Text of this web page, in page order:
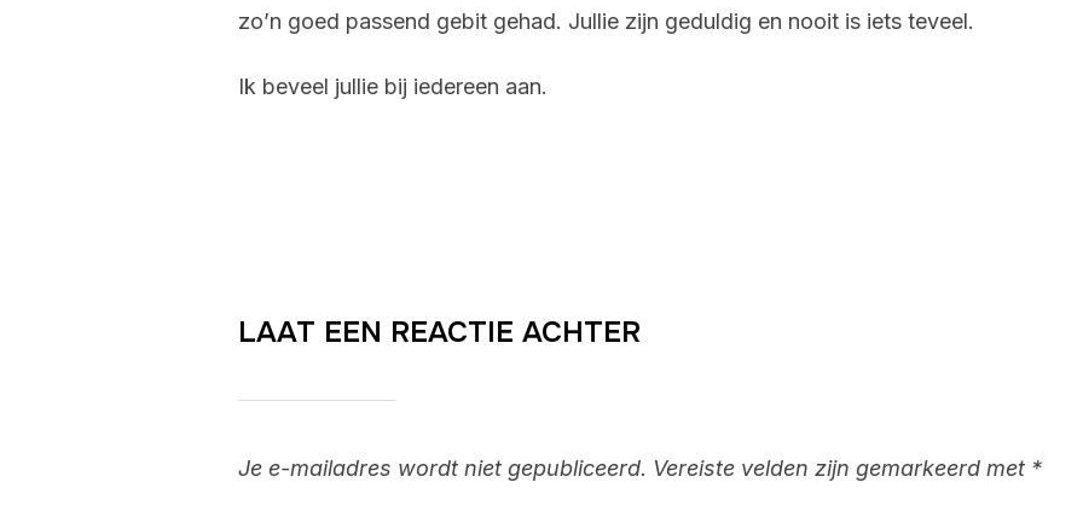
zo’n goed passend gebit gehad. Jullie zijn geduldig en nooit is iets teveel.
Ik beveel jullie bij iedereen aan.
LAAT EEN REACTIE ACHTER
Je e-mailadres wordt niet gepubliceerd. Vereiste velden zijn gemarkeerd met *